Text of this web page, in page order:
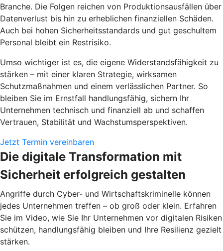
Branche. Die Folgen reichen von Produktionsausfällen über
Datenverlust bis hin zu erheblichen finanziellen Schäden.
Auch bei hohen Sicherheitsstandards und gut geschultem
Personal bleibt ein Restrisiko.
Umso wichtiger ist es, die eigene Widerstandsfähigkeit zu
stärken – mit einer klaren Strategie, wirksamen
Schutzmaßnahmen und einem verlässlichen Partner. So
bleiben Sie im Ernstfall handlungsfähig, sichern Ihr
Unternehmen technisch und finanziell ab und schaffen
Vertrauen, Stabilität und Wachstumsperspektiven.
Jetzt Termin vereinbaren
Die digitale Transformation mit
Sicherheit erfolgreich gestalten
Angriffe durch Cyber- und Wirtschaftskriminelle können
jedes Unternehmen treffen – ob groß oder klein. Erfahren
Sie im Video, wie Sie Ihr Unternehmen vor digitalen Risiken
schützen, handlungsfähig bleiben und Ihre Resilienz gezielt
stärken.